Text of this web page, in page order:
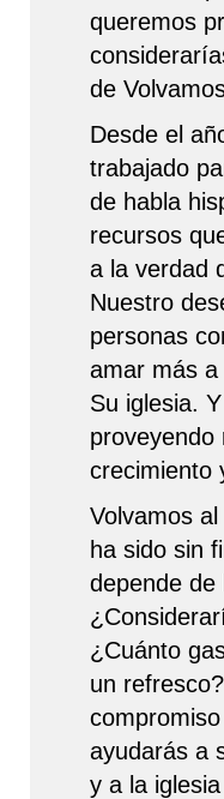
queremos
de
Desde el
trabajado
de habla
recursos
a la verdad
Nuestro
personas
amar más
Su iglesia.
proveyendo
crecimiento
Volvamos
ha sido sin
depende de
¿Cuánto
un
ayudarás a
y a la